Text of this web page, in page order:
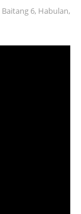
Baitang 6, Habulan,